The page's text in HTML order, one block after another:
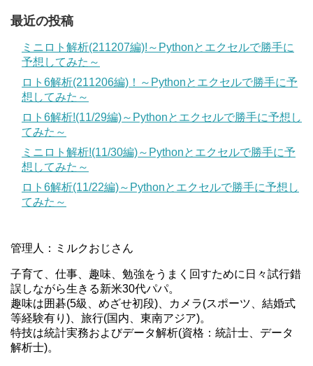
最近の投稿
ミニロト解析(211207編)!～Pythonとエクセルで勝手に
予想してみた～
ロト6解析(211206編)！～Pythonとエクセルで勝手に予
想してみた～
ロト6解析!(11/29編)～Pythonとエクセルで勝手に予想し
てみた～
ミニロト解析!(11/30編)～Pythonとエクセルで勝手に予
想してみた～
ロト6解析(11/22編)～Pythonとエクセルで勝手に予想し
てみた～
管理人：ミルクおじさん
子育て、仕事、趣味、勉強をうまく回すために日々試行錯
誤しながら生きる新米30代パパ。
趣味は囲碁(5級、めざせ初段)、カメラ(スポーツ、結婚式
等経験有り)、旅行(国内、東南アジア)。
特技は統計実務およびデータ解析(資格：統計士、データ
解析士)。